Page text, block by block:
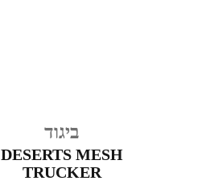
ביגוד
DESERTS MESH
TRUCKER